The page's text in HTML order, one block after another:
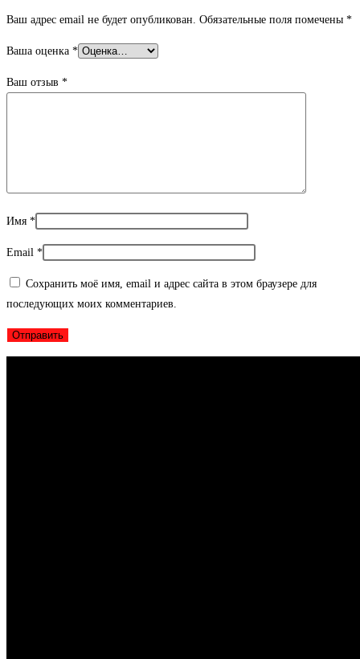
Ваш адрес email не будет опубликован. Обязательные поля помечены *
Ваша оценка *
Ваш отзыв *
Имя *
Email *
Сохранить моё имя, email и адрес сайта в этом браузере для
последующих моих комментариев.